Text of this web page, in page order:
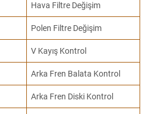
Hava Filtre Değişim
Polen Filtre Değişim
V Kayış Kontrol
Arka Fren Balata Kontrol
Arka Fren Diski Kontrol